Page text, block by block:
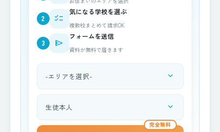
2 checklist
気になる学校を選ぶ
複数校まとめて請求OK
3 send
フォームを送信
資料が無料で届きます
都道府県を選択 expand_more
資料請求される方 expand_more
完全無料